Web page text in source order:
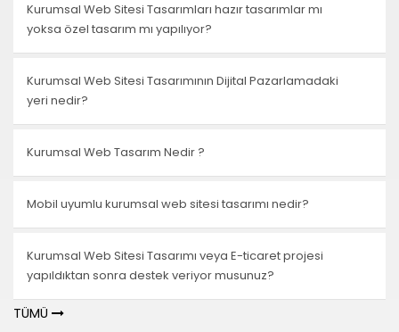
Kurumsal Web Sitesi Tasarımları hazır tasarımlar mı
yoksa özel tasarım mı yapılıyor?
Kurumsal Web Sitesi Tasarımının Dijital Pazarlamadaki
yeri nedir?
Kurumsal Web Tasarım Nedir ?
Mobil uyumlu kurumsal web sitesi tasarımı nedir?
Kurumsal Web Sitesi Tasarımı veya E-ticaret projesi
yapıldıktan sonra destek veriyor musunuz?
TÜMÜ